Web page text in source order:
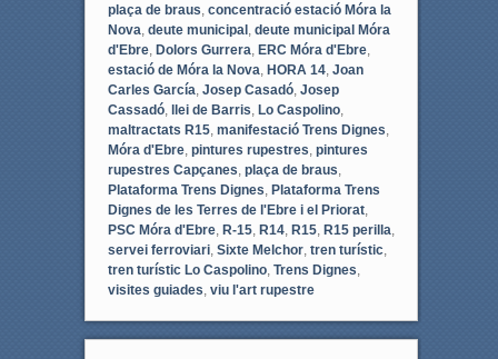
plaça de braus, concentració estació Móra la
Nova, deute municipal , deute municipal Móra
d'Ebre, Dolors Gurrera, ERC Móra d'Ebre,
estació de Móra la Nova, HORA 14, Joan
Carles García, Josep Casadó, Josep
Cassadó, llei de Barris, Lo Caspolino,
maltractats R15, manifestació Trens Dignes,
Móra d'Ebre, pintures rupestres, pintures
rupestres Capçanes, plaça de braus,
Plataforma Trens Dignes, Plataforma Trens
Dignes de les Terres de l'Ebre i el Priorat,
PSC Móra d'Ebre, R-15, R14, R15, R15 perilla,
servei ferroviari, Sixte Melchor, tren turístic,
tren turístic Lo Caspolino, Trens Dignes,
visites guiades, viu l'art rupestre